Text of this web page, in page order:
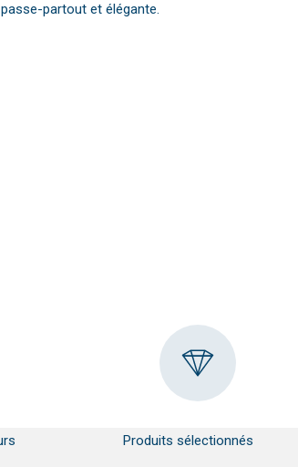
partout et élégante.
Produits sélectionnés